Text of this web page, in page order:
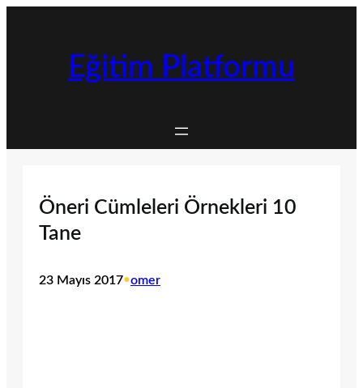
Eğitim Platformu
Öneri Cümleleri Örnekleri 10
Tane
23 Mayıs 2017•omer